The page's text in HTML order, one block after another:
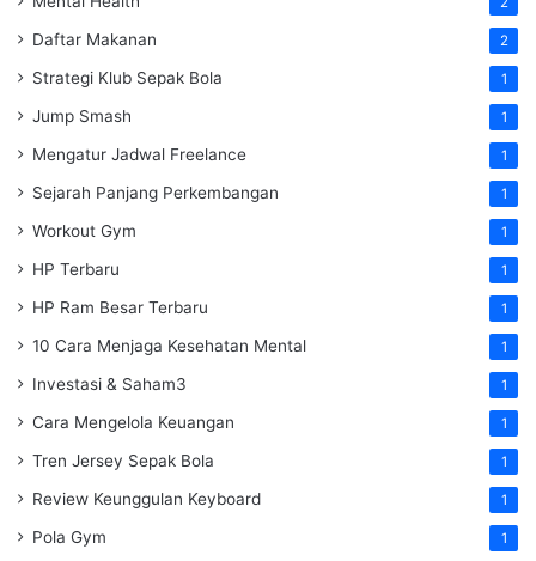
Daftar Makanan 2
Strategi Klub Sepak Bola 1
Jump Smash 1
Mengatur Jadwal Freelance 1
Sejarah Panjang Perkembangan 1
Workout Gym 1
HP Terbaru 1
HP Ram Besar Terbaru 1
10 Cara Menjaga Kesehatan Mental 1
Investasi & Saham3 1
Cara Mengelola Keuangan 1
Tren Jersey Sepak Bola 1
Review Keunggulan Keyboard 1
Pola Gym 1